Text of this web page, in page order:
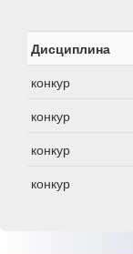
Дисциплина
конкур
конкур
конкур
конкур